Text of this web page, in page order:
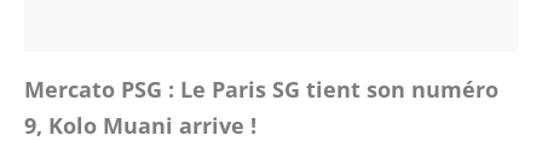
Mercato PSG : Le Paris SG tient son numéro
9, Kolo Muani arrive !